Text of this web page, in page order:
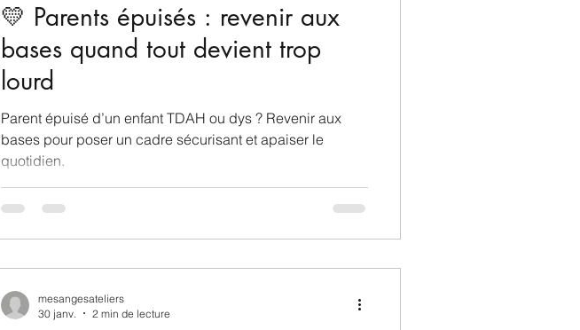
💛 Parents épuisés : revenir aux
bases quand tout devient trop
lourd
Parent épuisé d’un enfant TDAH ou dys ? Revenir aux
bases pour poser un cadre sécurisant et apaiser le
quotidien.
mesangesateliers
30 janv.
2 min de lecture